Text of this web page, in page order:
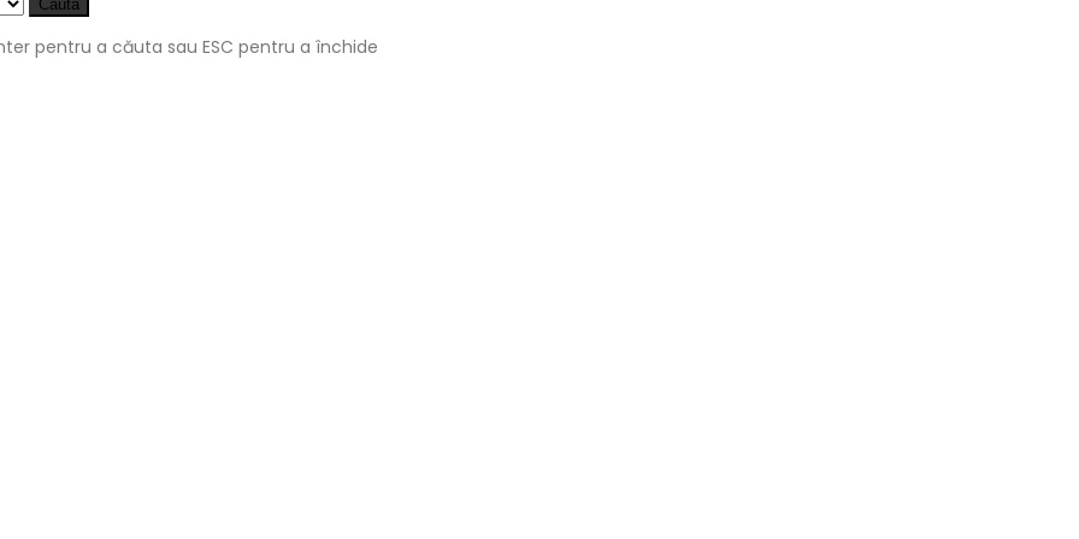
Caută
pentru a căuta sau ESC pentru a închide